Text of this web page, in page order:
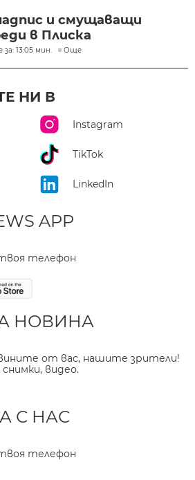
и смущаващи
в Плиска
13:05 мин. Още
НИ В
Instagram
TikTok
LinkedIn
APP
телефон
НОВИНА
от вас, нашите зрители!
видео.
С НАС
телефон